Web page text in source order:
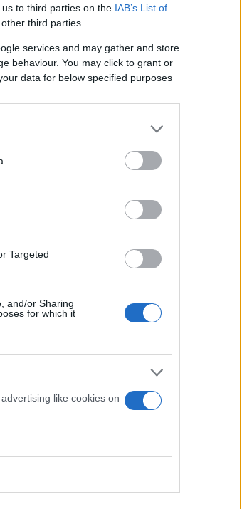
to third parties on the IAB’s List of
third parties.
services and may gather and store
behaviour. You may click to grant or
data for below specified purposes
Targeted
and/or Sharing
for which it
like cookies on